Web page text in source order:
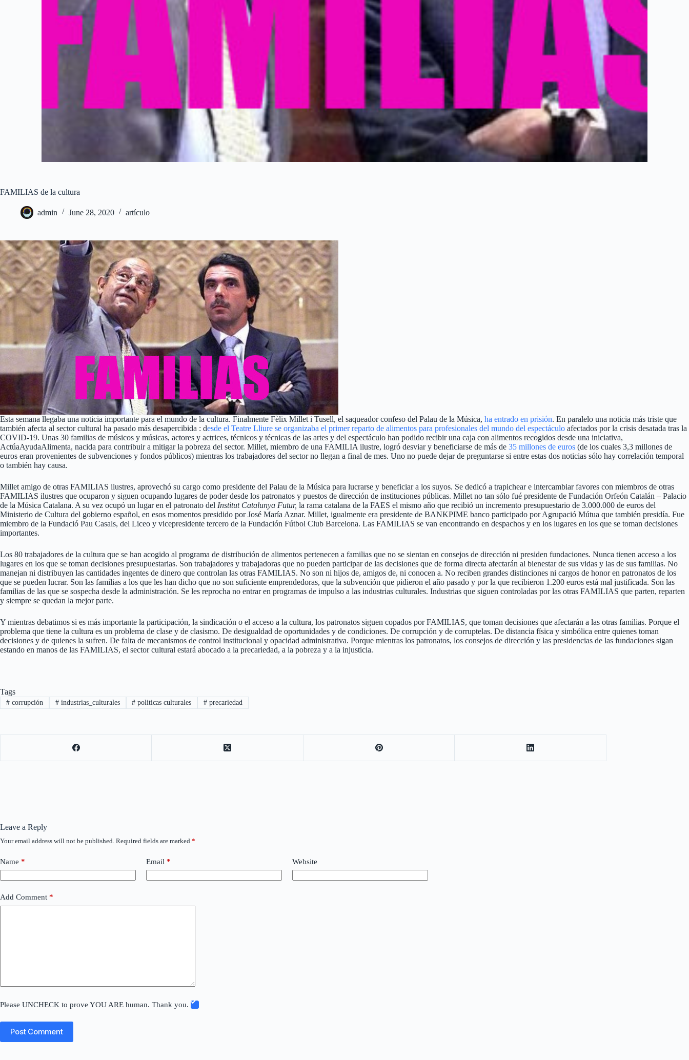
FAMILIAS de la cultura
admin June 28, 2020 artículo
Esta semana llegaba una noticia importante para el mundo de la cultura. Finalmente Fèlix Millet i Tusell, el saqueador confeso del Palau de la Música, ha entrado en prisión. En paralelo una noticia más triste que
también afecta al sector cultural ha pasado más desapercibida : desde el Teatre Lliure se organizaba el primer reparto de alimentos para profesionales del mundo del espectáculo afectados por la crisis desatada tras la
COVID-19. Unas 30 familias de músicos y músicas, actores y actrices, técnicos y técnicas de las artes y del espectáculo han podido recibir una caja con alimentos recogidos desde una iniciativa,
ActúaAyudaAlimenta, nacida para contribuir a mitigar la pobreza del sector. Millet, miembro de una FAMILIA ilustre, logró desviar y beneficiarse de más de 35 millones de euros (de los cuales 3,3 millones de
euros eran provenientes de subvenciones y fondos públicos) mientras los trabajadores del sector no llegan a final de mes. Uno no puede dejar de preguntarse si entre estas dos noticias sólo hay correlación temporal
o también hay causa.
Millet amigo de otras FAMILIAS ilustres, aprovechó su cargo como presidente del Palau de la Música para lucrarse y beneficiar a los suyos. Se dedicó a trapichear e intercambiar favores con miembros de otras
FAMILIAS ilustres que ocuparon y siguen ocupando lugares de poder desde los patronatos y puestos de dirección de instituciones públicas. Millet no tan sólo fué presidente de Fundación Orfeón Catalán – Palacio
de la Música Catalana. A su vez ocupó un lugar en el patronato del Institut Catalunya Futur, la rama catalana de la FAES el mismo año que recibió un incremento presupuestario de 3.000.000 de euros del
Ministerio de Cultura del gobierno español, en esos momentos presidido por José María Aznar. Millet, igualmente era presidente de BANKPIME banco participado por Agrupació Mútua que también presidía. Fue
miembro de la Fundació Pau Casals, del Liceo y vicepresidente tercero de la Fundación Fútbol Club Barcelona. Las FAMILIAS se van encontrando en despachos y en los lugares en los que se toman decisiones
importantes.
Los 80 trabajadores de la cultura que se han acogido al programa de distribución de alimentos pertenecen a familias que no se sientan en consejos de dirección ni presiden fundaciones. Nunca tienen acceso a los
lugares en los que se toman decisiones presupuestarias. Son trabajadores y trabajadoras que no pueden participar de las decisiones que de forma directa afectarán al bienestar de sus vidas y las de sus familias. No
manejan ni distribuyen las cantidades ingentes de dinero que controlan las otras FAMILIAS. No son ni hijos de, amigos de, ni conocen a. No reciben grandes distinciones ni cargos de honor en patronatos de los
que se pueden lucrar. Son las familias a los que les han dicho que no son suficiente emprendedoras, que la subvención que pidieron el año pasado y por la que recibieron 1.200 euros está mal justificada. Son las
familias de las que se sospecha desde la administración. Se les reprocha no entrar en programas de impulso a las industrias culturales. Industrias que siguen controladas por las otras FAMILIAS que parten, reparten
y siempre se quedan la mejor parte.
Y mientras debatimos si es más importante la participación, la sindicación o el acceso a la cultura, los patronatos siguen copados por FAMILIAS, que toman decisiones que afectarán a las otras familias. Porque el
problema que tiene la cultura es un problema de clase y de clasismo. De desigualdad de oportunidades y de condiciones. De corrupción y de corruptelas. De distancia física y simbólica entre quienes toman
decisiones y de quienes la sufren. De falta de mecanismos de control institucional y opacidad administrativa. Porque mientras los patronatos, los consejos de dirección y las presidencias de las fundaciones sigan
estando en manos de las FAMILIAS, el sector cultural estará abocado a la precariedad, a la pobreza y a la injusticia.
Tags
#corrupción #industrias_culturales # politicas culturales # precariedad
Leave a Reply
Your email address will not be published. Required fields are marked *
Name * Email * Website
Add Comment *
Please UNCHECK to prove YOU ARE human. Thank you.
Post Comment